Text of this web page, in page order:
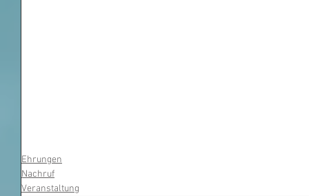
Ehrungen
Nachruf
Veranstaltung